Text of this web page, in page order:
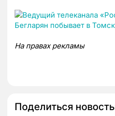
На правах рекламы
Поделиться